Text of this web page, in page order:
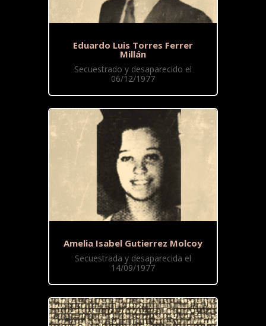
Eduardo Luis Torres Ferrer
Millán
Secuestrado y desaparecido el
06/12/1977
Amelia Isabel Gutierrez Molcoy
Secuestrada y desaparecida el
14/09/1977